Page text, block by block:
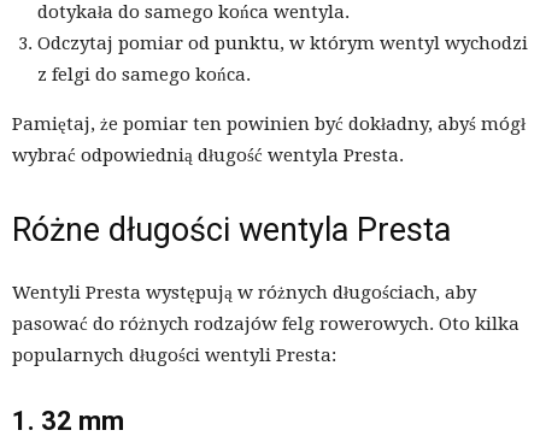
dotykała do samego końca wentyla.
Odczytaj pomiar od punktu, w którym wentyl wychodzi
z felgi do samego końca.
Pamiętaj, że pomiar ten powinien być dokładny, abyś mógł
wybrać odpowiednią długość wentyla Presta.
Różne długości wentyla Presta
Wentyli Presta występują w różnych długościach, aby
pasować do różnych rodzajów felg rowerowych. Oto kilka
popularnych długości wentyli Presta:
1. 32 mm